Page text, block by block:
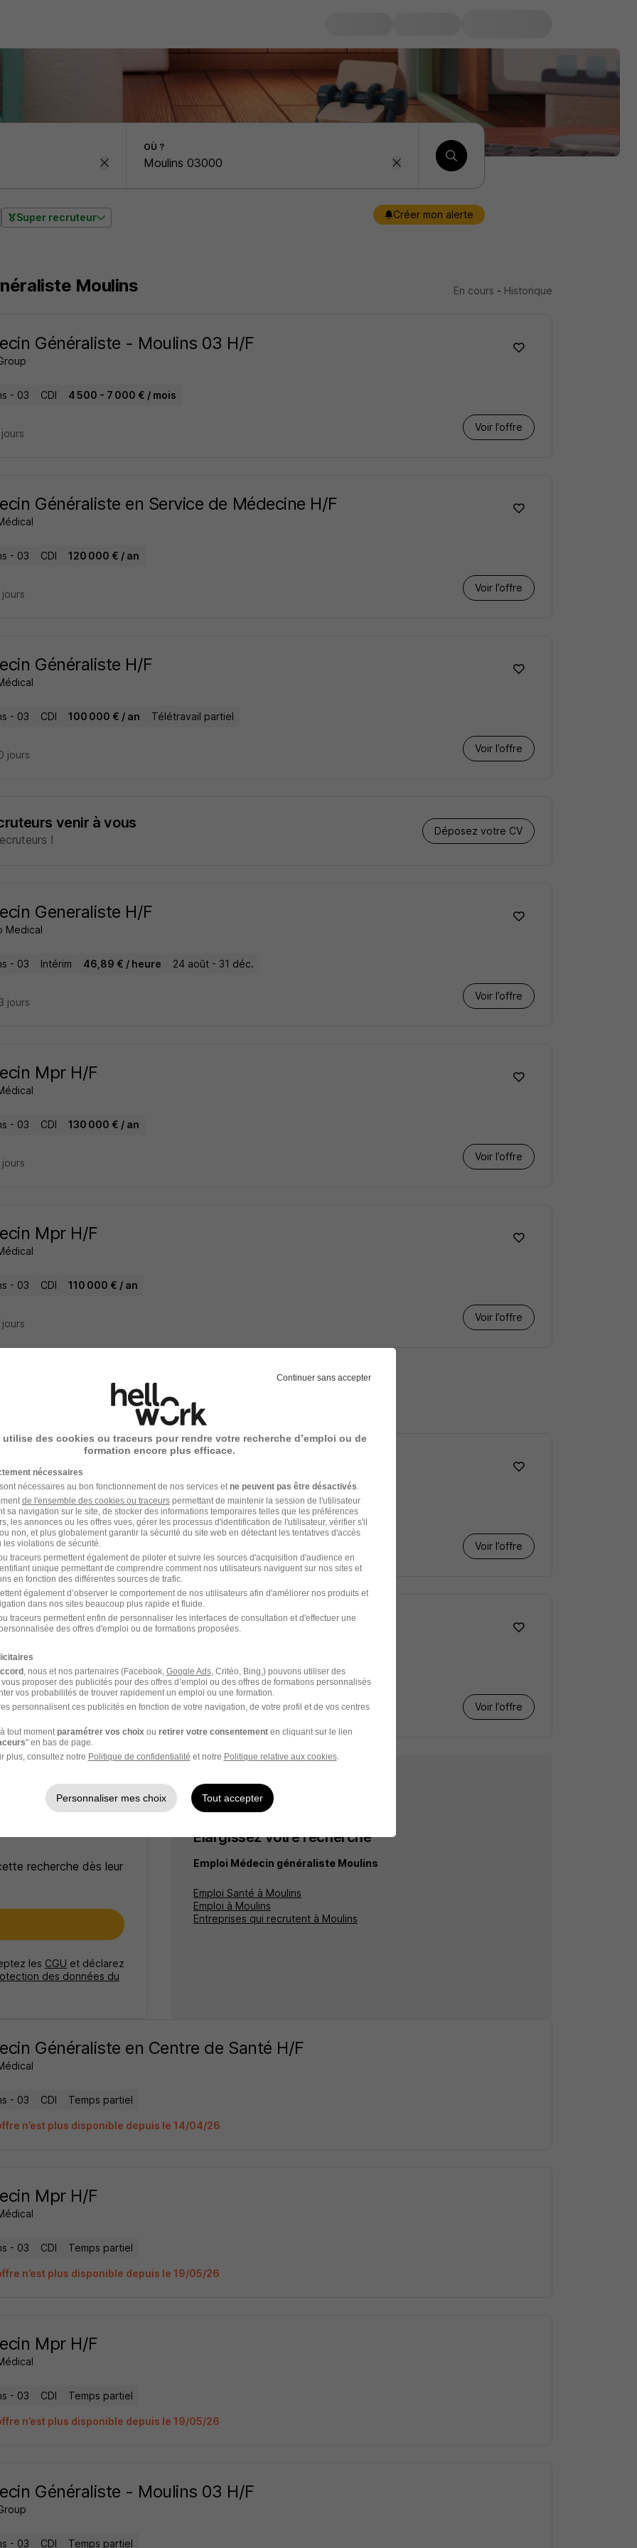
OÙ ?
Super recruteur Créer mon alerte
Moulins En cours - Historique
Généraliste - Moulins 03 H/F
- 03 CDI 4 500 - 7 000 € / mois
Voir l’offre
Généraliste en Service de Médecine H/F
- 03 CDI 120 000 € / an
Voir l’offre
Généraliste H/F
- 03 CDI 100 000 € / an Télétravail partiel
Voir l’offre
jours
venir à vous
!
Déposez votre CV
Generaliste H/F
Medical
- 03 Intérim 46,89 € / heure 24 août - 31 déc.
Voir l’offre
jours
Mpr H/F
- 03 CDI 130 000 € / an
Voir l’offre
Mpr H/F
- 03 CDI 110 000 € / an
Voir l’offre
RÉSULTATS PROCHES
offres ci-dessous sont basées sur les mots-clés de votre recherche
04 Etp au Csapa de Moulins H/F
Nationale de Prevention en a
- 03 CDI 2 130 - 3 620 € / mois
Voir l’offre
jours
H/F
- 03 CDD 2 700 - 3 080 € / mois
Voir l’offre
jours
recherche dès leur
les CGU et déclarez
des données du
Élargissez votre recherche
Emploi Médecin généraliste Moulins
Emploi Santé à Moulins
Emploi à Moulins
Entreprises qui recrutent à Moulins
Généraliste en Centre de Santé H/F
- 03 CDI Temps partiel
n’est plus disponible depuis le 14/04/26
Mpr H/F
- 03 CDI Temps partiel
n’est plus disponible depuis le 19/05/26
Mpr H/F
- 03 CDI Temps partiel
n’est plus disponible depuis le 19/05/26
Généraliste - Moulins 03 H/F
- 03 CDI Temps partiel
Continuer sans accepter
utilise des cookies ou traceurs pour rendre votre recherche d’emploi ou de
formation encore plus efficace.
nécessaires
nécessaires au bon fonctionnement de nos services et ne peuvent pas être désactivés
de l'ensemble des cookies ou traceurspermettant de maintenir la session de l'utilisateur
sa navigation sur le site, de stocker des informations temporaires telles que les préférences
les annonces ou les offres vues, gérer les processus d'identification de l'utilisateur, vérifier s'il
non, et plus globalement garantir la sécurité du site web en détectant les tentatives d'accès
violations de sécurité.
traceurs permettent également de piloter et suivre les sources d'acquisition d'audience en
unique permettant de comprendre comment nos utilisateurs naviguent sur nos sites et
en fonction des différentes sources de trafic.
également d’observer le comportement de nos utilisateurs afin d'améliorer nos produits et
dans nos sites beaucoup plus rapide et fluide.
traceurs permettent enfin de personnaliser les interfaces de consultation et d'effectuer une
des offres d'emploi ou de formations proposées.
, nous et nos partenaires (Facebook, Google Ads, Critéo, Bing,) pouvons utiliser des
proposer des publicités pour des offres d’emploi ou des offres de formations personnalisés
vos probabilités de trouver rapidement un emploi ou une formation.
personnalisent ces publicités en fonction de votre navigation, de votre profil et de vos centres
tout moment paramétrer vos choix ou retirer votre consentementen cliquant sur le lien
" en bas de page.
plus, consultez notre Politique de confidentialité et notre Politique relative aux cookies.
Personnaliser mes choix Tout accepter